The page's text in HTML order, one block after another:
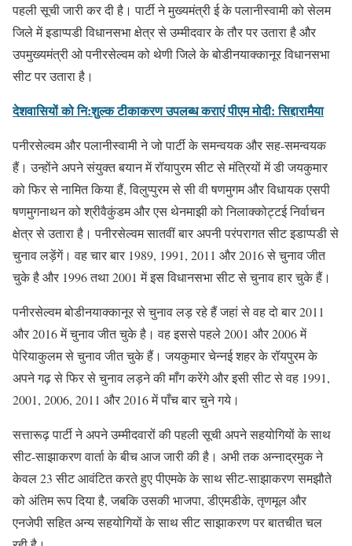
पहली सूची जारी कर दी है। पार्टी ने मुख्यमंत्री ई के पलानीस्वामी को सेलम
जिले में इडाप्पडी विधानसभा क्षेत्र से उम्मीदवार के तौर पर उतारा है और
उपमुख्यमंत्री ओ पनीरसेल्वम को थेणी जिले के बोडीनयाक्कानूर विधानसभा
सीट पर उतारा है।
देशवासियों को नि:शुल्क टीकाकरण उपलब्ध कराएं पीएम मोदी: सिद्दारामैया
पनीरसेल्वम और पलानीस्वामी ने जो पार्टी के समन्वयक और सह-समन्वयक
हैं। उन्होंने अपने संयुक्त बयान में रॉयापुरम सीट से मंत्रियों में डी जयकुमार
को फिर से नामित किया हैं, विलुप्पुरम से सी वी षणमुगम और विधायक एसपी
षणमुगनाथन को श्रीवैकुंडम और एस थेनमाझी को निलाक्कोट्टई निर्वाचन
क्षेत्र से उतारा है। पनीरसेल्वम सातवीं बार अपनी परंपरागत सीट इडाप्पडी से
चुनाव लड़ेंगें। वह चार बार 1989, 1991, 2011 और 2016 से चुनाव जीत
चुके है और 1996 तथा 2001 में इस विधानसभा सीट से चुनाव हार चुके हैं।
पनीरसेल्वम बोडीनयाक्कानूर से चुनाव लड़ रहे हैं जहां से वह दो बार 2011
और 2016 में चुनाव जीत चुके है। वह इससे पहले 2001 और 2006 में
पेरियाकुलम से चुनाव जीत चुके हैं। जयकुमार चेन्नई शहर के रॉयपुरम के
अपने गढ़ से फिर से चुनाव लड़ने की माँग करेंगे और इसी सीट से वह 1991,
2001, 2006, 2011 और 2016 में पाँच बार चुने गये।
सत्तारूढ़ पार्टी ने अपने उम्मीदवारों की पहली सूची अपने सहयोगियों के साथ
सीट-साझाकरण वार्ता के बीच आज जारी की है। अभी तक अन्नाद्रमुक ने
केवल 23 सीट आवंटित करते हुए पीएमके के साथ सीट-साझाकरण समझौते
को अंतिम रूप दिया है, जबकि उसकी भाजपा, डीएमडीके, तृणमूल और
एनजेपी सहित अन्य सहयोगियों के साथ सीट साझाकरण पर बातचीत चल